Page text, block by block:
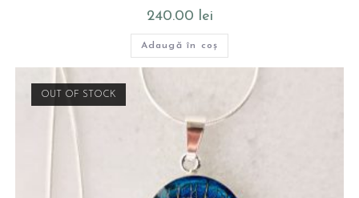
240.00 lei
Adaugă în coș
OUT OF STOCK